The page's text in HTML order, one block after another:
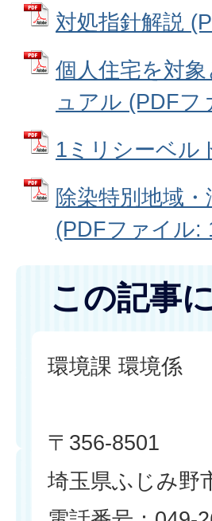
対処指針解説
個人住宅を対
ュアル (PDFフ
1ミリシーベル
除染特別地域
(PDFファイル:
この記事
環境課 環境係
〒356-8501
埼玉県ふじみ野